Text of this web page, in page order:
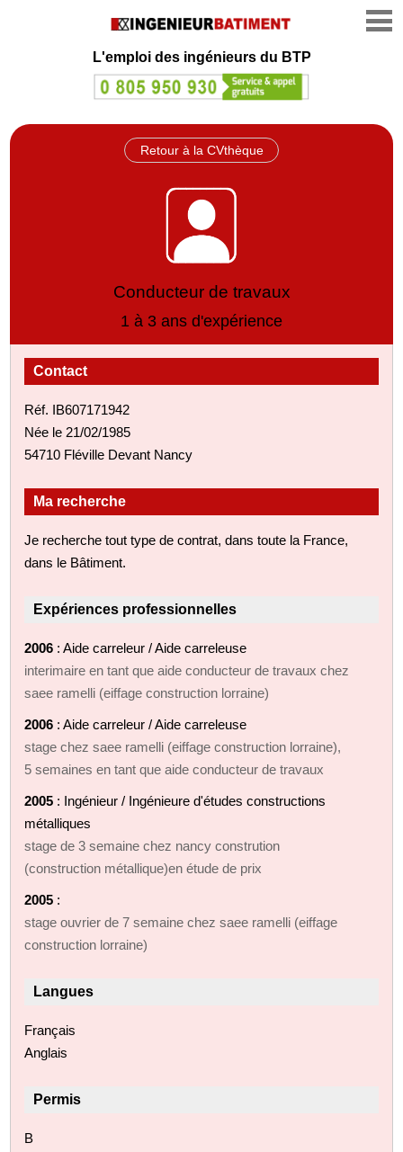
L'emploi des ingénieurs du BTP
Retour à la CVthèque
Conducteur de travaux
1 à 3 ans d'expérience
Contact
Réf. IB607171942
Née le 21/02/1985
54710 Fléville Devant Nancy
Ma recherche
Je recherche tout type de contrat, dans toute la France,
dans le Bâtiment.
Expériences professionnelles
2006 : Aide carreleur / Aide carreleuse
interimaire en tant que aide conducteur de travaux chez
saee ramelli (eiffage construction lorraine)
2006 : Aide carreleur / Aide carreleuse
stage chez saee ramelli (eiffage construction lorraine),
5 semaines en tant que aide conducteur de travaux
2005 : Ingénieur / Ingénieure d'études constructions
métalliques
stage de 3 semaine chez nancy constrution
(construction métallique)en étude de prix
2005 :
stage ouvrier de 7 semaine chez saee ramelli (eiffage
construction lorraine)
Langues
Français
Anglais
Permis
B